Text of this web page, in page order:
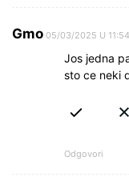
Gmo 05/03/2025 U 11:54
Jos jedna
sto ce neki
Odgovori